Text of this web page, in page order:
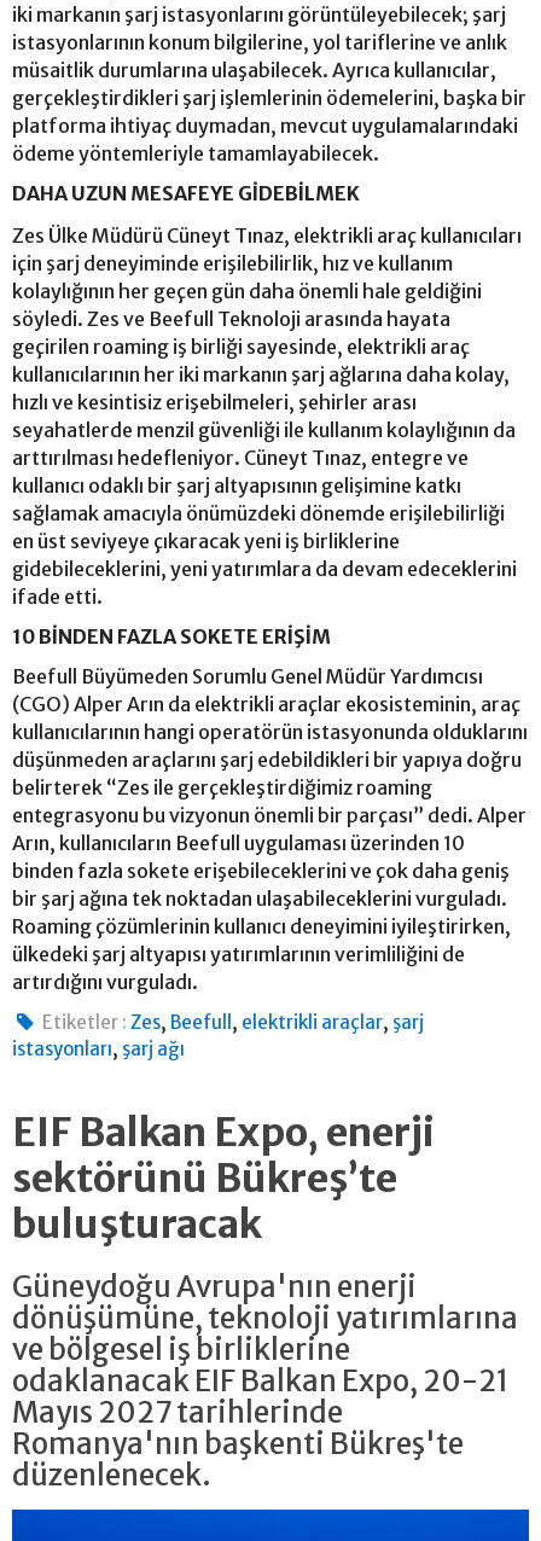
iki markanın şarj istasyonlarını görüntüleyebilecek; şarj
istasyonlarının konum bilgilerine, yol tariflerine ve anlık
müsaitlik durumlarına ulaşabilecek. Ayrıca kullanıcılar,
gerçekleştirdikleri şarj işlemlerinin ödemelerini, başka bir
platforma ihtiyaç duymadan, mevcut uygulamalarındaki
ödeme yöntemleriyle tamamlayabilecek.
DAHA UZUN MESAFEYE GİDEBİLMEK
Zes Ülke Müdürü Cüneyt Tınaz, elektrikli araç kullanıcıları
için şarj deneyiminde erişilebilirlik, hız ve kullanım
kolaylığının her geçen gün daha önemli hale geldiğini
söyledi. Zes ve Beefull Teknoloji arasında hayata
geçirilen roaming iş birliği sayesinde, elektrikli araç
kullanıcılarının her iki markanın şarj ağlarına daha kolay,
hızlı ve kesintisiz erişebilmeleri, şehirler arası
seyahatlerde menzil güvenliği ile kullanım kolaylığının da
arttırılması hedefleniyor. Cüneyt Tınaz, entegre ve
kullanıcı odaklı bir şarj altyapısının gelişimine katkı
sağlamak amacıyla önümüzdeki dönemde erişilebilirliği
en üst seviyeye çıkaracak yeni iş birliklerine
gidebileceklerini, yeni yatırımlara da devam edeceklerini
ifade etti.
10 BİNDEN FAZLA SOKETE ERİŞİM
Beefull Büyümeden Sorumlu Genel Müdür Yardımcısı
(CGO) Alper Arın da elektrikli araçlar ekosisteminin, araç
kullanıcılarının hangi operatörün istasyonunda olduklarını
düşünmeden araçlarını şarj edebildikleri bir yapıya doğru
belirterek “Zes ile gerçekleştirdiğimiz roaming
entegrasyonu bu vizyonun önemli bir parçası” dedi. Alper
Arın, kullanıcıların Beefull uygulaması üzerinden 10
binden fazla sokete erişebileceklerini ve çok daha geniş
bir şarj ağına tek noktadan ulaşabileceklerini vurguladı.
Roaming çözümlerinin kullanıcı deneyimini iyileştirirken,
ülkedeki şarj altyapısı yatırımlarının verimliliğini de
artırdığını vurguladı.
Etiketler : Zes, Beefull , elektrikli araçlar, şarj
istasyonları, şarj ağı
EIF Balkan Expo, enerji
sektörünü Bükreş’te
buluşturacak
Güneydoğu Avrupa'nın enerji
dönüşümüne, teknoloji yatırımlarına
ve bölgesel iş birliklerine
odaklanacak EIF Balkan Expo, 20-21
Mayıs 2027 tarihlerinde
Romanya'nın başkenti Bükreş'te
düzenlenecek.